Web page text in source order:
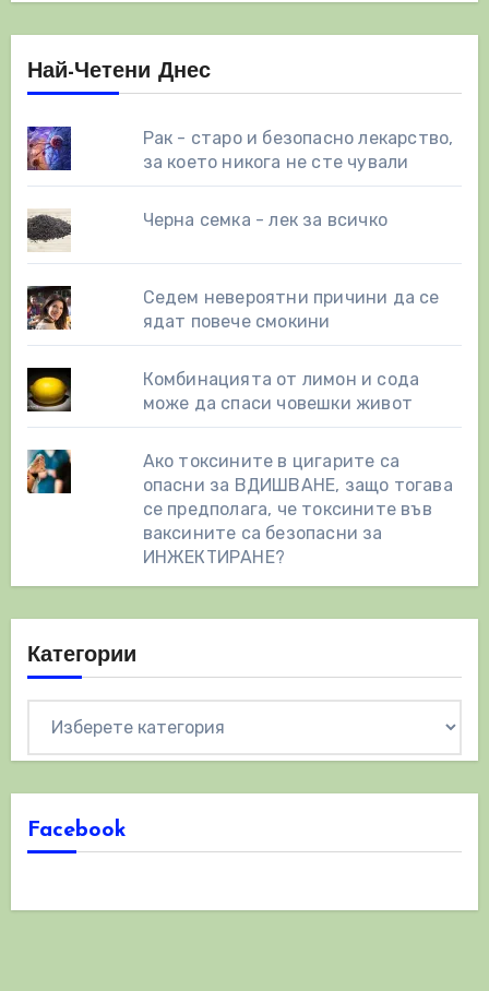
Най-Четени Днес
Рак - старо и безопасно лекарство,
за което никога не сте чували
Черна семка - лек за всичко
Седем невероятни причини да се
ядат повече смокини
Комбинацията от лимон и сода
може да спаси човешки живот
Ако токсините в цигарите са
опасни за ВДИШВАНЕ, защо тогава
се предполага, че токсините във
ваксините са безопасни за
ИНЖЕКТИРАНЕ?
Категории
Facebook